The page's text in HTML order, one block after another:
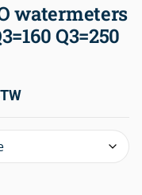
watermeters
Q3=250